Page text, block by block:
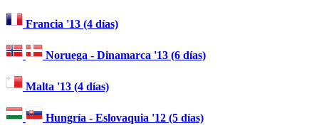
Francia '13 (4 días)
Noruega - Dinamarca '13 (6 días)
Malta '13 (4 días)
Hungría - Eslovaquia '12 (5 días)